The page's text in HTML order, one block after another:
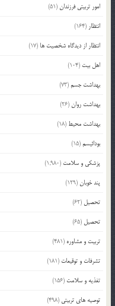
امور تربیتی فرزندان(51)
انتظار (164)
انتظار از دیدگاه شخصیت ها (17)
اهل بیت (104)
بهداشت جسم(73)
بهداشت روان(26)
بهداشت محیط (18)
بودائیسم(15)
پزشکی و سلامت (1,980)
پند خوبان(129)
تحصیل (62)
تحصیل (65)
تربیت و مشاوره (481)
تشرفات و توقیعات (181)
تغذیه و سلامت (156)
توصیه های تربیتی (498)